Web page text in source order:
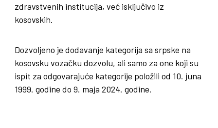
zdravstvenih institucija, već isključivo iz
kosovskih.
Dozvoljeno je dodavanje kategorija sa srpske na
kosovsku vozačku dozvolu, ali samo za one koji su
ispit za odgovarajuće kategorije položili od 10. juna
1999. godine do 9. maja 2024. godine.